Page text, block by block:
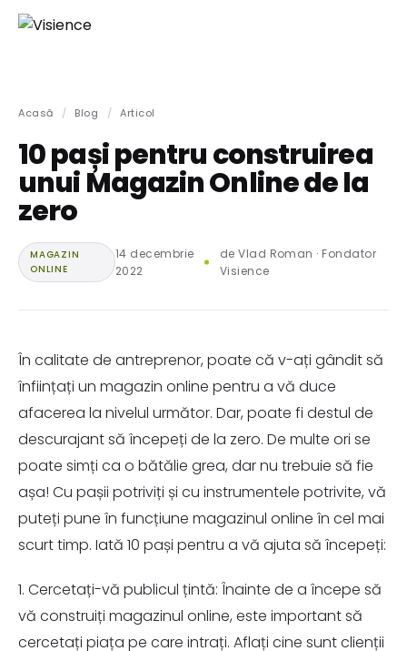
Acasă / Blog / Articol
10 pași pentru construirea
unui Magazin Online de la
zero
MAGAZIN
ONLINE
14 decembrie
2022
de Vlad Roman · Fondator
Visience
În calitate de antreprenor, poate că v-ați gândit să
înființați un magazin online pentru a vă duce
afacerea la nivelul următor. Dar, poate fi destul de
descurajant să începeți de la zero. De multe ori se
poate simți ca o bătălie grea, dar nu trebuie să fie
așa! Cu pașii potriviți și cu instrumentele potrivite, vă
puteți pune în funcțiune magazinul online în cel mai
scurt timp. Iată 10 pași pentru a vă ajuta să începeți:
1. Cercetați-vă publicul țintă: Înainte de a începe să
vă construiți magazinul online, este important să
cercetați piața pe care intrați. Aflați cine sunt clienții